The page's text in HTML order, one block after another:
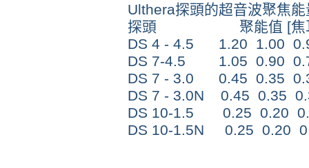
Ulthera探頭的超音波聚焦能
探頭 聚能值 [焦
DS 4 - 4.5 1.20 1.00
DS 7-4.5 1.05 0.90
DS 7 - 3.0 0.45 0.35
DS 7 - 3.0N 0.45 0.35
DS 10-1.5 0.25 0.20
DS 10-1.5N 0.25 0.20